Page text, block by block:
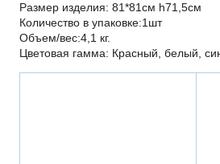
Размер изделия: 81*81см h71,5см
Количество в упаковке:1шт
Объем/вес:4,1 кг.
Цветовая гамма: Красный, белый,